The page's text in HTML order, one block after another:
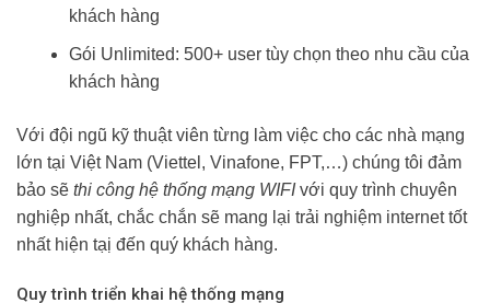
khách hàng
Gói Unlimited: 500+ user tùy chọn theo nhu cầu của
khách hàng
Với đội ngũ kỹ thuật viên từng làm việc cho các nhà mạng
lớn tại Việt Nam (Viettel, Vinafone, FPT,…) chúng tôi đảm
bảo sẽ thi công hệ thống mạng WIFIvới quy trình chuyên
nghiệp nhất, chắc chắn sẽ mang lại trải nghiệm internet tốt
nhất hiện tạị đến quý khách hàng.
Quy trình triển khai hệ thống mạng